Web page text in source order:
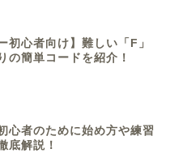
初心者向け】難しい「F」
の簡単コードを紹介！
心者のために始め方や練習
底解説！